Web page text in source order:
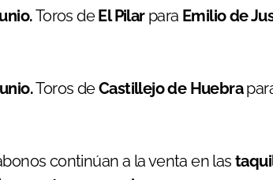
Toros de El Pilarpara Emilio de
Toros deCastillejo de Huebra
continúan a la venta en las